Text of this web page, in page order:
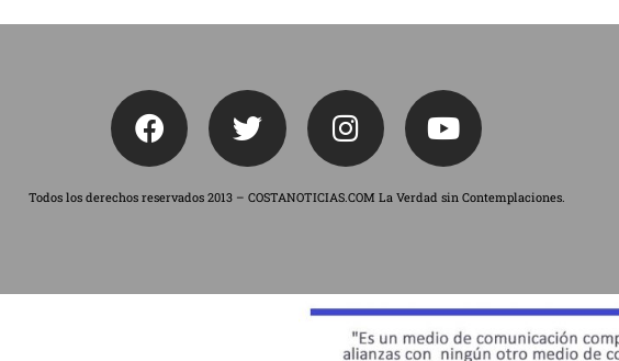
Todos los derechos reservados 2013 – COSTANOTICIAS.COM La Verdad sin Contemplaciones.